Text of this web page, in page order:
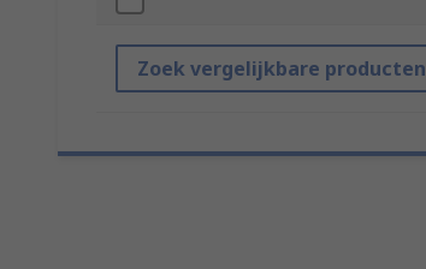
Zoek vergelijkbare producten